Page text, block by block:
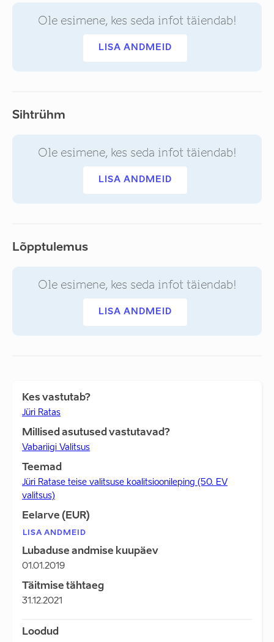
Ole esimene, kes seda infot täiendab!
LISA ANDMEID
Sihtrühm
Ole esimene, kes seda infot täiendab!
LISA ANDMEID
Lõpptulemus
Ole esimene, kes seda infot täiendab!
LISA ANDMEID
Kes vastutab?
Jüri Ratas
Millised asutused vastutavad?
Vabariigi Valitsus
Teemad
Jüri Ratase teise valitsuse koalitsioonileping (50. EV
valitsus)
Eelarve (EUR)
LISA ANDMEID
Lubaduse andmise kuupäev
01.01.2019
Täitmise tähtaeg
31.12.2021
Loodud